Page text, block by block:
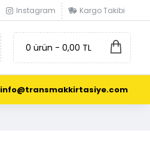
Instagram Kargo Takibi
0 ürün - 0,00 TL
info@transmakkirtasiye.com